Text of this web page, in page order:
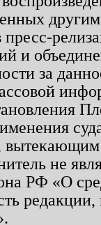
и
за
не
РФ «О